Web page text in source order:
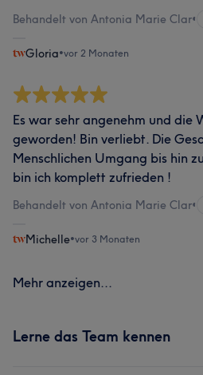
Behandelt von Antonia Marie Clar•
Gloria•vor 2 Monaten
Es war sehr angenehm und die
geworden! Bin verliebt. Die
Menschlichen Umgang bis hin
bin ich komplett zufrieden !
Behandelt von Antonia Marie Clar•
Michelle•vor 3 Monaten
Mehr anzeigen...
Lerne das Team kennen